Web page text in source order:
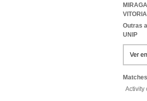
Outras
UNIP
Ver
Activity